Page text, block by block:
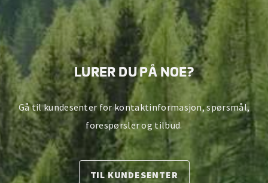
LURER DU PÅ NOE?
Gå til kundesenter for kontaktinformasjon, spørsmål,
forespørsler og tilbud.
TIL KUNDESENTER